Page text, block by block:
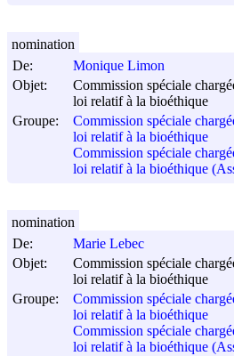
De:
Monique Limon
Objet:
Commission spéciale
loi relatif à la bioéthique
Groupe:
Commission spéciale
loi relatif à la bioéthique
Commission spéciale
loi relatif à la bioéthique
nomination
De:
Marie Lebec
Objet:
Commission spéciale
loi relatif à la bioéthique
Groupe:
Commission spéciale
loi relatif à la bioéthique
Commission spéciale
loi relatif à la bioéthique
nomination